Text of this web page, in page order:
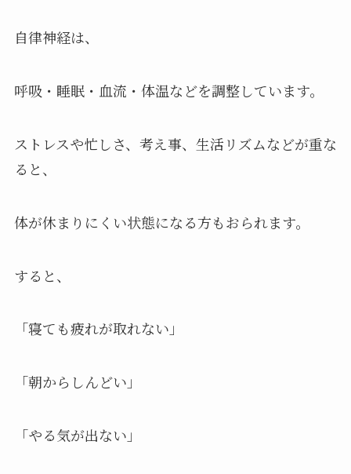
自律神経は、
呼吸・睡眠・血流・体温などを調整しています。
ストレスや忙しさ、考え事、生活リズムなどが重な
ると、
体が休まりにくい状態になる方もおられます。
すると、
「寝ても疲れが取れない」
「朝からしんどい」
「やる気が出ない」